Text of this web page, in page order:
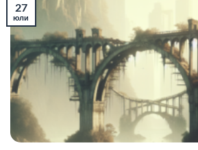
27
юли